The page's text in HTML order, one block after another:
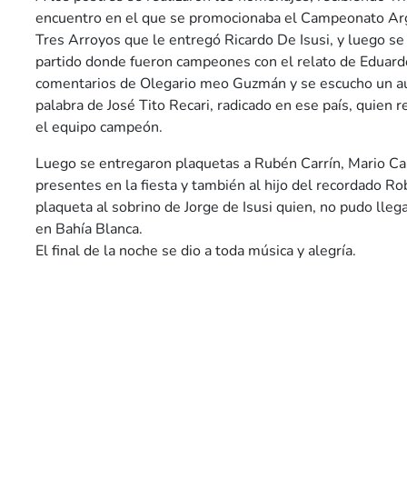
encuentro en el que se promocionaba el Campeonato
Tres Arroyos que le entregó Ricardo De Isusi, y luego
partido donde fueron campeones con el relato de
comentarios de Olegario meo Guzmán y se escucho un
palabra de José Tito Recari, radicado en ese país, quien
el equipo campeón.
Luego se entregaron plaquetas a Rubén Carrín, Mario
presentes en la fiesta y también al hijo del recordado
plaqueta al sobrino de Jorge de Isusi quien, no pudo
en Bahía Blanca.
El final de la noche se dio a toda música y alegría.